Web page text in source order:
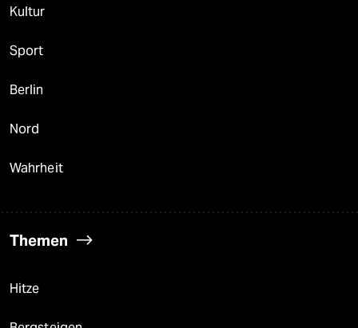
Kultur
Sport
Berlin
Nord
Wahrheit
Themen
Hitze